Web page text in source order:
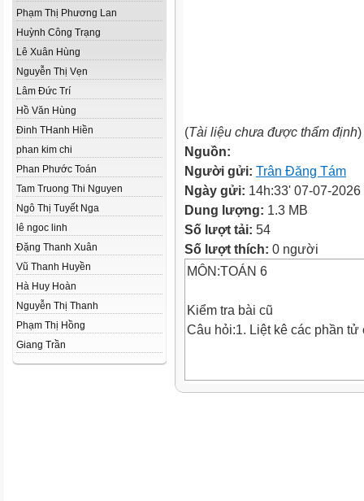
Phạm Thị Phương Lan
Huỳnh Công Trạng
Lê Xuân Hùng
Nguyễn Thị Vẹn
Lâm Đức Trí
Hồ Văn Hùng
Đinh THanh Hiền
phan kim chi
Phan Phước Toán
Tam Truong Thi Nguyen
Ngô Thị Tuyết Nga
lê ngoc linh
Đặng Thanh Xuân
Vũ Thanh Huyền
Hà Huy Hoàn
Nguyễn Thị Thanh
Phạm Thị Hồng
Giang Trần
(Tài liệu chưa được thẩm định)
Nguồn:
Người gửi: Trân Đăng Tám
Ngày gửi: 14h:33' 07-07-2026
Dung lượng: 1.3 MB
Số lượt tải: 54
Số lượt thích: 0 người
MÔN:TOÁN 6
Kiểm tra bài cũ
Câu hỏi:1. Liệt kê các phần